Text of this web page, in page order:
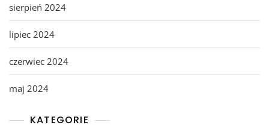
sierpień 2024
lipiec 2024
czerwiec 2024
maj 2024
KATEGORIE